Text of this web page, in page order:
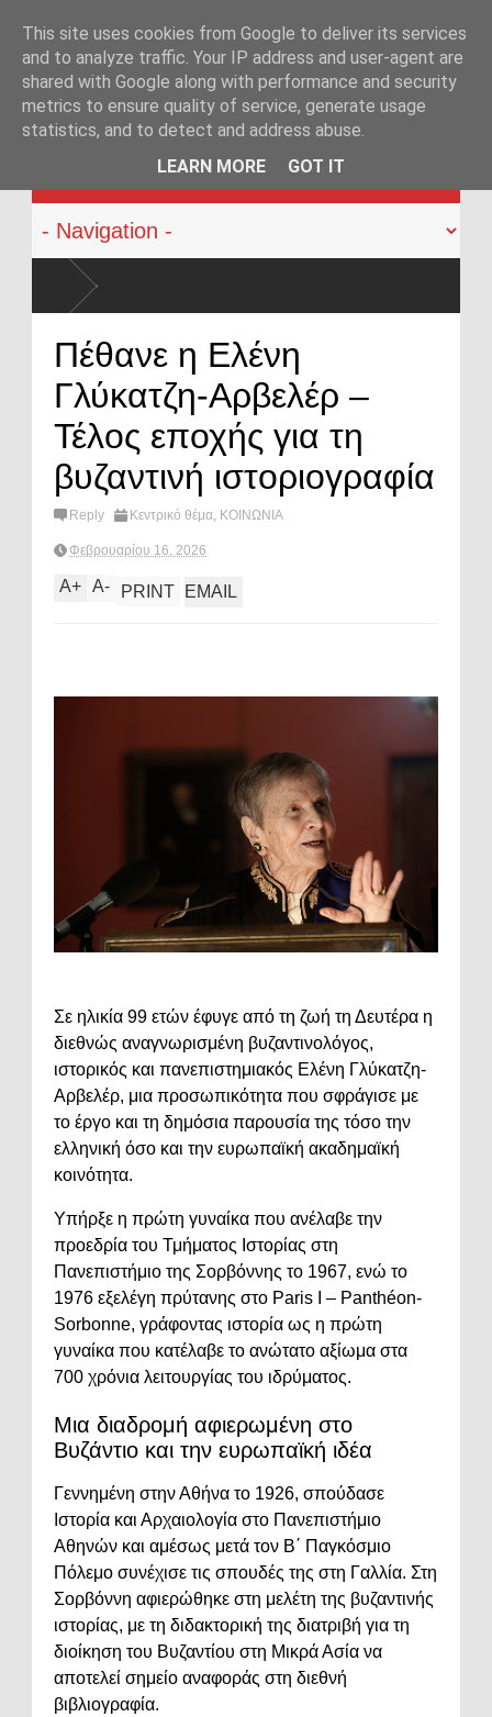
KATEHACKER
ο νόμος
Πέθανε η Ελένη
Γλύκατζη-Αρβελέρ –
Τέλος εποχής για τη
βυζαντινή ιστοριογραφία
Reply Κεντρικό θέμα, ΚΟΙΝΩΝΙΑ
Φεβρουαρίου 16, 2026
A+ A- PRINT EMAIL
Σε ηλικία 99 ετών έφυγε από τη ζωή τη Δευτέρα η
διεθνώς αναγνωρισμένη βυζαντινολόγος,
ιστορικός και πανεπιστημιακός Ελένη Γλύκατζη-
Αρβελέρ, μια προσωπικότητα που σφράγισε με
το έργο και τη δημόσια παρουσία της τόσο την
ελληνική όσο και την ευρωπαϊκή ακαδημαϊκή
κοινότητα.
Υπήρξε η πρώτη γυναίκα που ανέλαβε την
προεδρία του Τμήματος Ιστορίας στη
Πανεπιστήμιο της Σορβόννης το 1967, ενώ το
1976 εξελέγη πρύτανης στο Paris I – Panthéon-
Sorbonne, γράφοντας ιστορία ως η πρώτη
γυναίκα που κατέλαβε το ανώτατο αξίωμα στα
700 χρόνια λειτουργίας του ιδρύματος.
Μια διαδρομή αφιερωμένη στο
Βυζάντιο και την ευρωπαϊκή ιδέα
Γεννημένη στην Αθήνα το 1926, σπούδασε
Ιστορία και Αρχαιολογία στο Πανεπιστήμιο
Αθηνών και αμέσως μετά τον Β΄ Παγκόσμιο
Πόλεμο συνέχισε τις σπουδές της στη Γαλλία. Στη
Σορβόννη αφιερώθηκε στη μελέτη της βυζαντινής
ιστορίας, με τη διδακτορική της διατριβή για τη
διοίκηση του Βυζαντίου στη Μικρά Ασία να
αποτελεί σημείο αναφοράς στη διεθνή
βιβλιογραφία.
This site uses cookies from Google to deliver its services
and to analyze traffic. Your IP address and user-agent are
shared with Google along with performance and security
metrics to ensure quality of service, generate usage
statistics, and to detect and address abuse.
LEARN MORE
GOT IT